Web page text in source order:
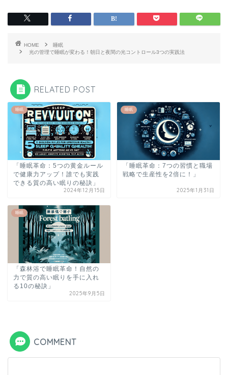
HOME
睡眠
光の管理で睡眠が変わる！朝日と夜間の光コントロール3つの実践法
RELATED POST
睡眠
「睡眠革命：5つの黄金ルール
で健康力アップ！誰でも実践
できる質の高い眠りの秘訣」
2024年12月15日
睡眠
「睡眠革命：7つの習慣と職場
戦略で生産性を2倍に！」
2025年1月31日
睡眠
「森林浴で睡眠革命！自然の
力で質の高い眠りを手に入れ
る10の秘訣」
2025年9月5日
COMMENT